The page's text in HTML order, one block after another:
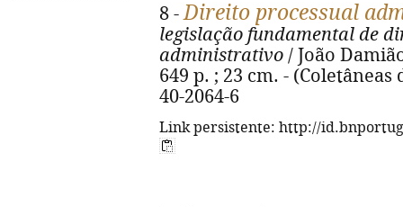
8 -Direito processual
legislação fundamental de
administrativo / João
649 p. ; 23 cm. - (Coletâneas
40-2064-6
Link persistente: http://